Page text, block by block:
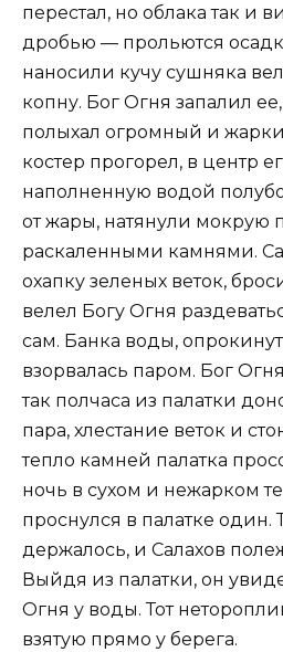
перестал, но облака так и
дробью — прольются
наносили кучу сушняка
копну. Бог Огня запалил
полыхал огромный и
костер прогорел, в центр
наполненную водой
от жары, натянули мокрую
раскаленными камнями.
охапку зеленых веток,
велел Богу Огня
сам. Банка воды,
взорвалась паром. Бог
так полчаса из палатки
пара, хлестание веток и
тепло камней палатка
ночь в сухом и нежарком
проснулся в палатке один.
держалось, и Салахов
Выйдя из палатки, он
Огня у воды. Тот
взятую прямо у берега.